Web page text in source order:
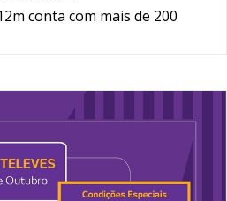
conta com mais de 200
e Mobilidade
ao nossoPonto de Venda
o que a Schneider Electric